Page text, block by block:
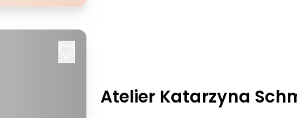
Atelier Katarzyna